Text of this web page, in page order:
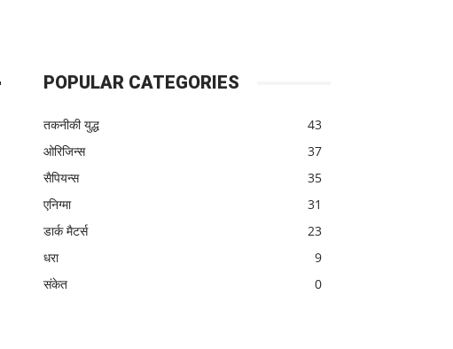
POPULAR CATEGORIES
तकनीकी युद्ध
43
ओरिजिन्स
37
सैपियन्स
35
एनिग्मा
31
डार्क मैटर्स
23
धरा
9
संकेत
0